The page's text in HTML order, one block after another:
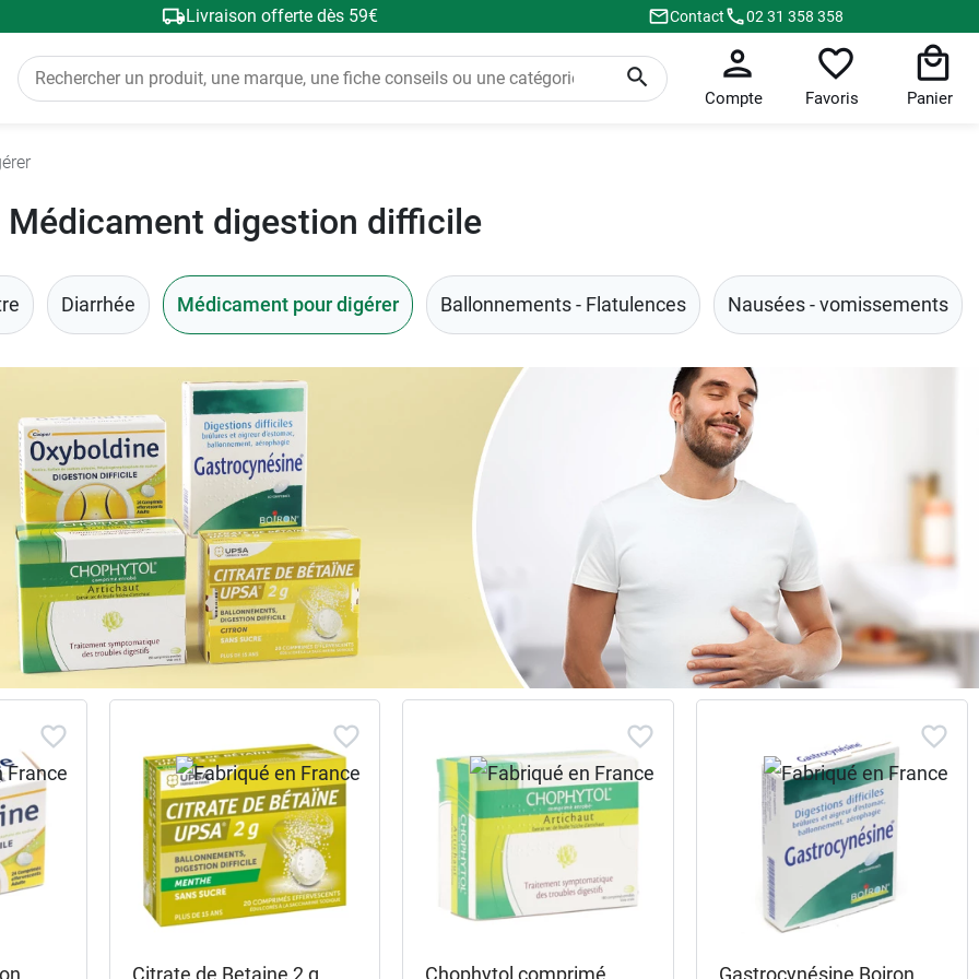
Livraison offerte dès 59€ Contact 02 31 358 358
Compte Favoris Panier
Médicament digestion difficile
Diarrhée Médicament pour digérer Ballonnements - Flatulences Nausées - vomissements
Citrate de Betaine 2 g
Chophytol comprimé
Gastrocynésine Boiron